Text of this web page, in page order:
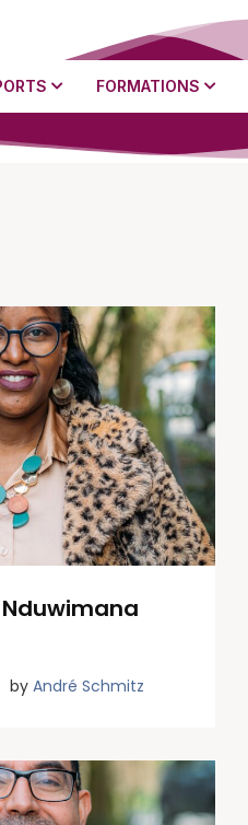
FORMATIONS
by André Schmitz